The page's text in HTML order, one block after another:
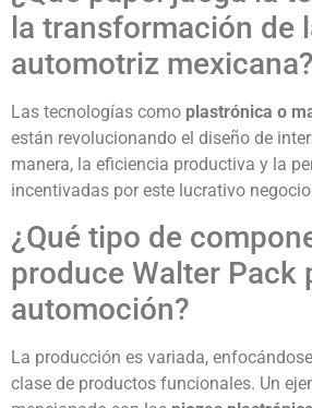
la transformación de
automotriz mexicana?
Las tecnologías como plastrónica o
están revolucionando el diseño de
manera, la eficiencia productiva y la
incentivadas por este lucrativo
¿Qué tipo de
produce Walter Pack
automoción?
La producción es variada,
clase de productos funcionales. Un